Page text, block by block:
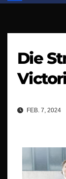
Die
FEB. 7, 2024